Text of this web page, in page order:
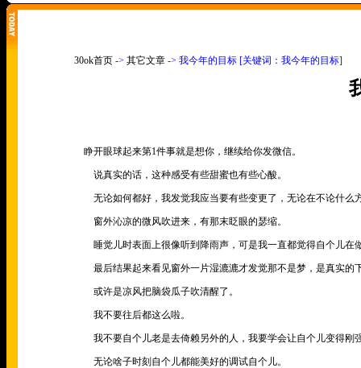
30ok首页 -> 其它文章 -> 我今年的目标 [关键词：我今年的目标]
睁开眼球起来第1件事就是想你，继续给你发微信。
说真实的话，这种感受有些甜蜜也有些心酸。
无论如何都好，我发觉我应当要有些变更了，无论在不论什么
窗外沁凉的微风吹进来，有那末眨眼的瑟缩。
睡觉儿时表面上很像听到降雨声，可是我一直都觉得自个儿在
最后结果起来看见窗外一片湿漉漉才发觉那不是梦，是真实的
或许是凉风把脑袋瓜子吹清醒了。
我不要往后都这么啦。
我不要自个儿老是去倚赖另外的人，我要学会让自个儿变得刚
无论啥子时刻自个儿都能美好的调试自个儿。